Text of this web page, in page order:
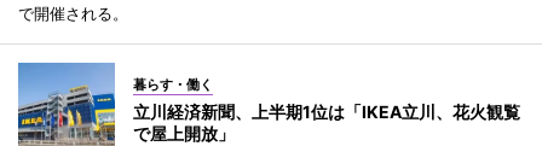
で開催される。
暮らす・働く
立川経済新聞、上半期1位は「IKEA立川、花火観覧
で屋上開放」